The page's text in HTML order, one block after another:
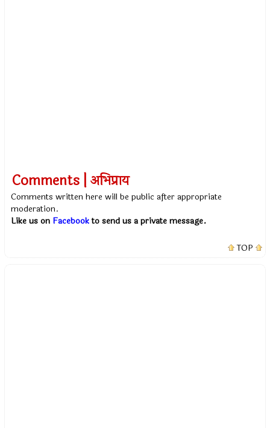
Comments | अभिप्राय
Comments written here will be public after appropriate
moderation.
Like us on Facebookto send us a private message.
TOP